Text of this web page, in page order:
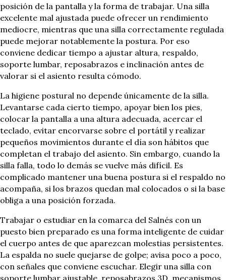
posición de la pantalla y la forma de trabajar. Una silla
excelente mal ajustada puede ofrecer un rendimiento
mediocre, mientras que una silla correctamente regulada
puede mejorar notablemente la postura. Por eso
conviene dedicar tiempo a ajustar altura, respaldo,
soporte lumbar, reposabrazos e inclinación antes de
valorar si el asiento resulta cómodo.
La higiene postural no depende únicamente de la silla.
Levantarse cada cierto tiempo, apoyar bien los pies,
colocar la pantalla a una altura adecuada, acercar el
teclado, evitar encorvarse sobre el portátil y realizar
pequeños movimientos durante el día son hábitos que
completan el trabajo del asiento. Sin embargo, cuando la
silla falla, todo lo demás se vuelve más difícil. Es
complicado mantener una buena postura si el respaldo no
acompaña, si los brazos quedan mal colocados o si la base
obliga a una posición forzada.
Trabajar o estudiar en la comarca del Salnés con un
puesto bien preparado es una forma inteligente de cuidar
el cuerpo antes de que aparezcan molestias persistentes.
La espalda no suele quejarse de golpe; avisa poco a poco,
con señales que conviene escuchar. Elegir una silla con
soporte lumbar ajustable, reposabrazos 3D, mecanismos